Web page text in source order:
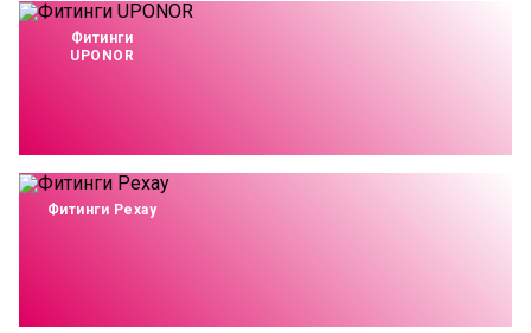
Фитинги
UPONOR
Фитинги Рехау